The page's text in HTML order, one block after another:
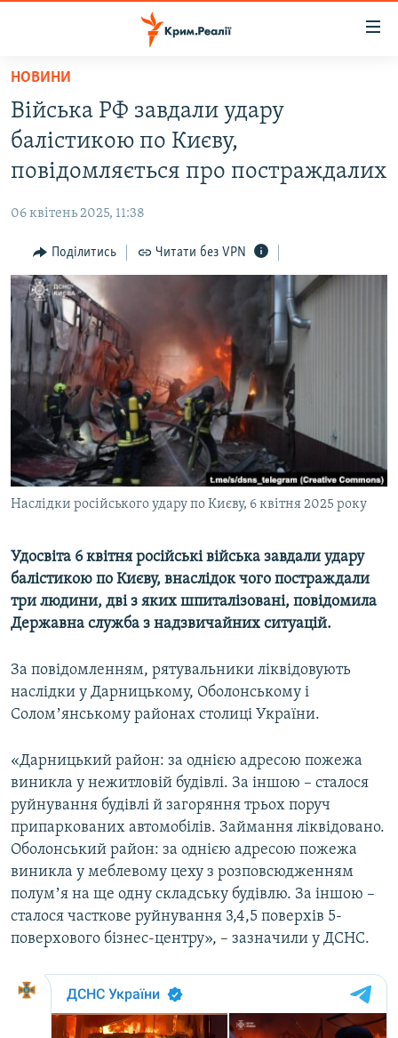
Перейти
основного
матеріалу
Перейти
до
основної
Перейти
до
пошуку
ВОДА.КРИМ
ВІДЕО ТА ФОТО
БЛОГИ
ПОГЛЯД
ІНТЕРВ'Ю
ВСЕ ЗА ДЕНЬ
СПЕЦПРОЕКТИ
ДЕПОРТАЦІЯ
ВІДЕОУРОКИ «ELIFBE»
СВІДЧЕННЯ ОКУПАЦІЇ
УКРАЇНСЬКА ПРОБЛЕМА КРИМУ
ІНФОГРАФІКА
ЯК ОБІЙТИ БЛОКУВАННЯ
Русский
Qırımtatar
ДОЛУЧАЙСЯ!
Усі сайти RFE/RL
НОВИНИ
Війська РФ завдали удару
балістикою по Києву,
повідомляється про постраждалих
06 квітень 2025, 11:38
Поділитись Читати без VPN
Наслідки російського удару по Києву, 6 квітня 2025 року
Удосвіта 6 квітня російські війська завдали удару
балістикою по Києву, внаслідок чого постраждали
три людини, дві з яких шпиталізовані, повідомила
Державна служба з надзвичайних ситуацій.
За повідомленням, рятувальники ліквідовують
наслідки у Дарницькому, Оболонському і
Соломʼянському районах столиці України.
«Дарницький район: за однією адресою пожежа
виникла у нежитловій будівлі. За іншою – сталося
руйнування будівлі й загоряння трьох поруч
припаркованих автомобілів. Займання ліквідовано.
Оболонський район: за однією адресою пожежа
виникла у меблевому цеху з розповсюдженням
полумʼя на ще одну складську будівлю. За іншою –
сталося часткове руйнування 3,4,5 поверхів 5-
поверхового бізнес-центру», – зазначили у ДСНС.